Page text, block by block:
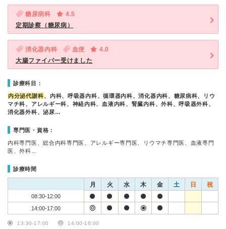
糖尿病科
4.5
定期診察（糖尿病）
消化器内科 血便
4.0
大腸ファイバー受けました
診療科目：
内分泌代謝科、内科、呼吸器内科、循環器内科、消化器内科、糖尿病科、リウ
マチ科、アレルギー科、神経内科、血液内科、腎臓内科、外科、呼吸器外科、
消化器外科、泌尿…
専門医・資格：
内科専門医、総合内科専門医、アレルギー専門医、リウマチ専門医、血液専門
医、外科…
診療時間
月 火 水 木 金 土 日 祝
08:30-12:00
14:00-17:00
13:30-17:00 14:00-16:00